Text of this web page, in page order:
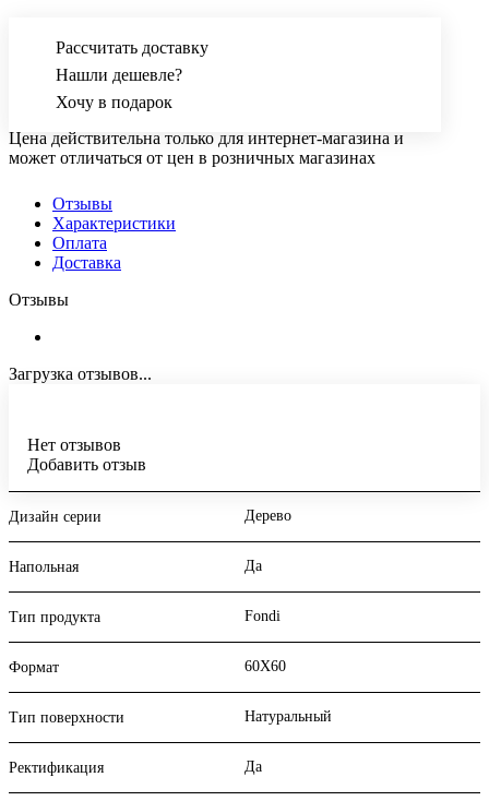
Рассчитать доставку
Нашли дешевле?
Хочу в подарок
Цена действительна только для интернет-магазина и
может отличаться от цен в розничных магазинах
Отзывы
Характеристики
Оплата
Доставка
Отзывы
Загрузка отзывов...
Нет отзывов
Добавить отзыв
Дизайн серии Дерево
Напольная Да
Тип продукта Fondi
Формат 60X60
Тип поверхности Натуральный
Ректификация Да